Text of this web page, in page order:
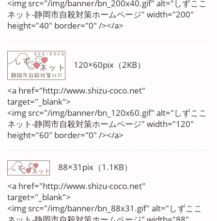
<img src="/img/banner/bn_200x40.gif" alt="しずここ
ネット-静岡市自殺対策ホームページ" width="200"
height="40" border="0" /></a>
120×60pix（2KB）
<a href="http://www.shizu-coco.net"
target="_blank">
<img src="/img/banner/bn_120x60.gif" alt="しずここ
ネット-静岡市自殺対策ホームページ" width="120"
height="60" border="0" /></a>
88×31pix（1.1KB）
<a href="http://www.shizu-coco.net"
target="_blank">
<img src="/img/banner/bn_88x31.gif" alt="しずここ